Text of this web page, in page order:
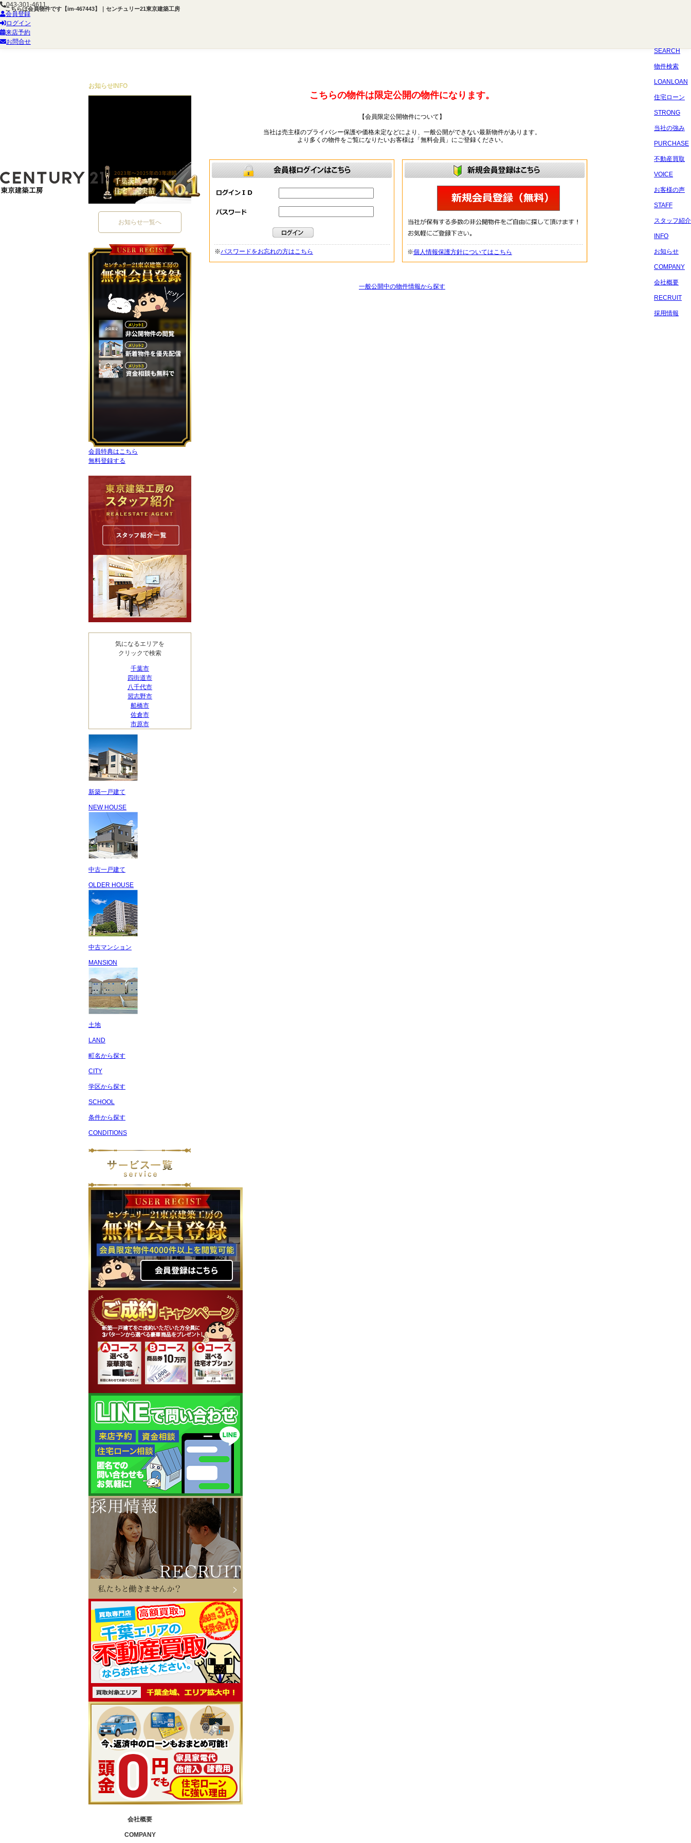
こちらは会員物件です【im-467443】｜センチュリー21東京建築工房
043-301-4611
会員登録
ログイン
来店予約
お問合せ
SEARCH
物件検索
LOANLOAN
住宅ローン
STRONG
当社の強み
PURCHASE
不動産買取
VOICE
お客様の声
STAFF
スタッフ紹介
INFO
お知らせ
COMPANY
会社概要
RECRUIT
採用情報
こちらの物件は限定公開の物件になります。
【会員限定公開物件について】
当社は売主様のプライバシー保護や価格未定などにより、一般公開ができない最新物件があります。
より多くの物件をご覧になりたいお客様は「無料会員」にご登録ください。
※パスワードをお忘れの方はこちら ※個人情報保護方針についてはこちら
一般公開中の物件情報から探す
お知らせ INFO
お知らせ一覧へ
会員特典はこちら
無料登録する
気になるエリアを
クリックで検索
千葉市
四街道市
八千代市
習志野市
船橋市
佐倉市
市原市
新築一戸建て
NEW HOUSE
中古一戸建て
OLDER HOUSE
中古マンション
MANSION
土地
LAND
町名から探す
CITY
学区から探す
SCHOOL
条件から探す
CONDITIONS
会社概要
COMPANY